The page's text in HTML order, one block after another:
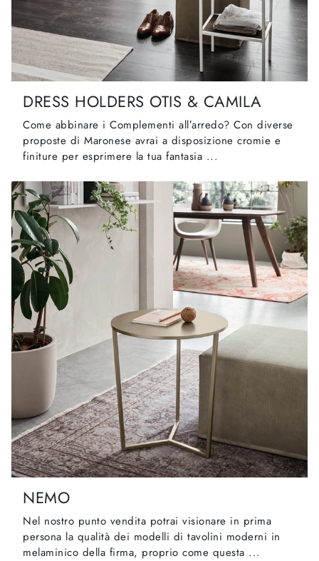
DRESS HOLDERS OTIS & CAMILA
Come abbinare i Complementi all’arredo? Con diverse
proposte di Maronese avrai a disposizione cromie e
finiture per esprimere la tua fantasia ...
NEMO
Nel nostro punto vendita potrai visionare in prima
persona la qualità dei modelli di tavolini moderni in
melaminico della firma, proprio come questa ...